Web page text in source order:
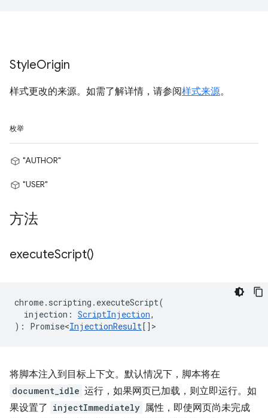
StyleOrigin
样式更改的来源。如需了解详情，请参阅样式来源。
枚举
"AUTHOR"
"USER"
方法
executeScript()
chrome. scripting . executeScript(
injection : ScriptInjection,
) : Promise<InjectionResult[] >
将脚本注入到目标上下文。默认情况下，脚本将在
document_idle 运行，如果网页已加载，则立即运行。如
果设置了 injectImmediately 属性，即使网页尚未完成